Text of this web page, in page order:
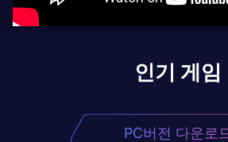
인기 게임
PC버전 다운로